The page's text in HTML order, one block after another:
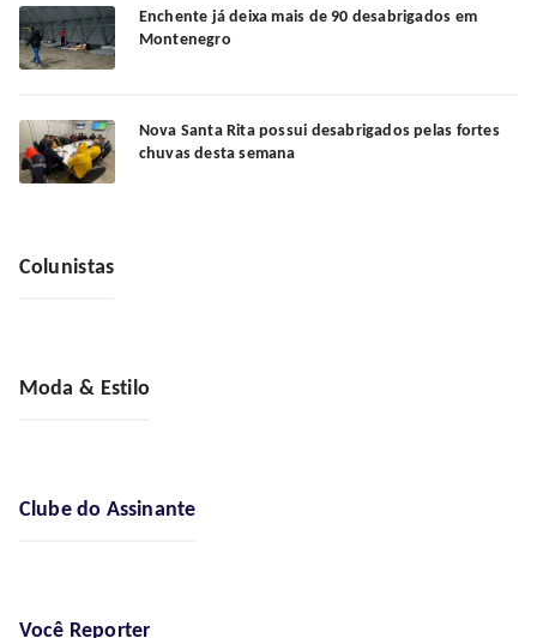
Enchente já deixa mais de 90 desabrigados em
Montenegro
Nova Santa Rita possui desabrigados pelas fortes
chuvas desta semana
Colunistas
Moda & Estilo
Clube do Assinante
Você Reporter